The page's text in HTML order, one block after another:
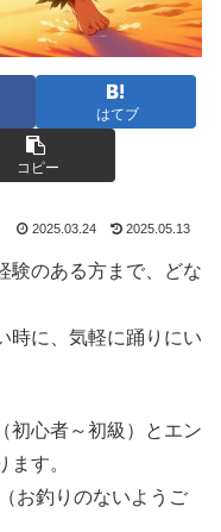
はてブ
コピー
2025.03.24 2025.05.13
験のある方まで、どな
時に、気軽に踊りにい
初心者～初級）とエン
す。
お釣りのないようご